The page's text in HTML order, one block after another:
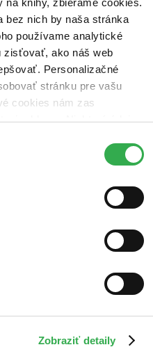
bez nich by naša stránka
používame analytické
zisťovať, ako náš web
Personalizačné
stránku pre vašu
cookies nám zas
reklamy. Niektoré údaje
tieto cookies. Ďakujeme!
Zobraziť detaily